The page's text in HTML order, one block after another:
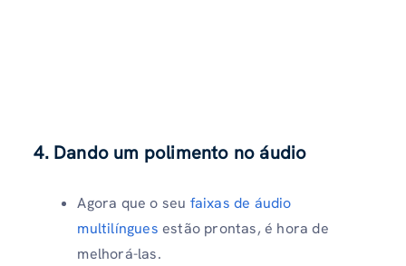
4. Dando um polimento no áudio
Agora que o seu faixas de áudio
multilíngues estão prontas, é hora de
melhorá-las.